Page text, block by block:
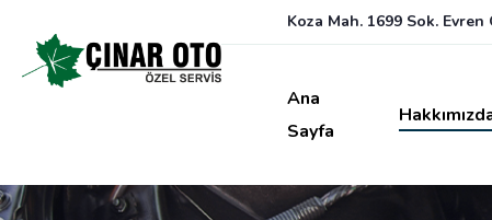
Koza Mah. 1699 Sok.
Ana
Sayfa